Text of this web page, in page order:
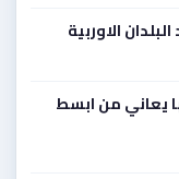
يعاني من ابسط